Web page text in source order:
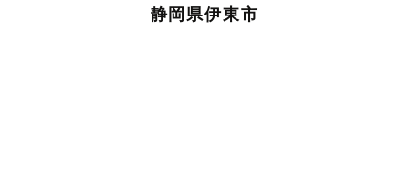
静岡県伊東市